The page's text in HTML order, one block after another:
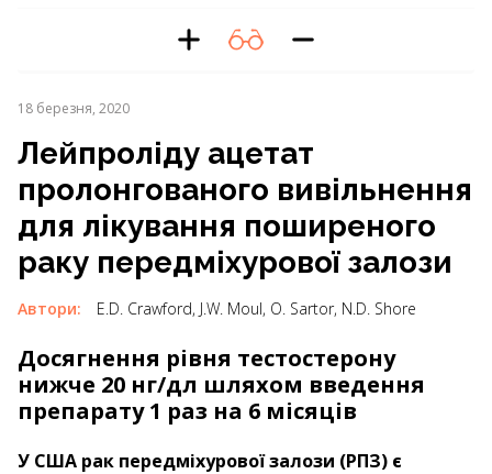
18 березня, 2020
Лейпроліду ацетат
пролонгованого вивільнення
для лікування поширеного
раку передміхурової залози
Автори: E.D. Crawford, J.W. Moul, O. Sartor, N.D. Shore
Досягнення рівня тестостерону
нижче 20 нг/дл шляхом введення
препарату 1 раз на 6 місяців
У США рак передміхурової залози (РПЗ) є